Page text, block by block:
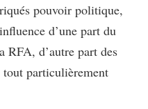
pouvoir politique,
d’une part du
RFA, d’autre part des
tout particulièrement